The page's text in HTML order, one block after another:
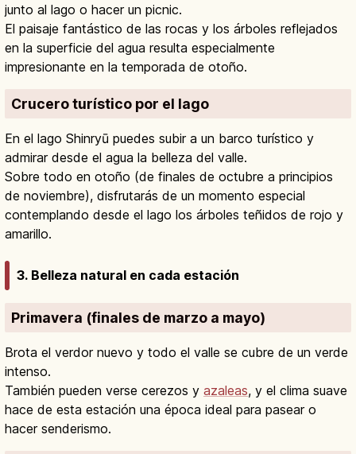
junto al lago o hacer un picnic.
El paisaje fantástico de las rocas y los árboles reflejados
en la superficie del agua resulta especialmente
impresionante en la temporada de otoño.
Crucero turístico por el lago
En el lago Shinryū puedes subir a un barco turístico y
admirar desde el agua la belleza del valle.
Sobre todo en otoño (de finales de octubre a principios
de noviembre), disfrutarás de un momento especial
contemplando desde el lago los árboles teñidos de rojo y
amarillo.
3. Belleza natural en cada estación
Primavera (finales de marzo a mayo)
Brota el verdor nuevo y todo el valle se cubre de un verde
intenso.
También pueden verse cerezos y azaleas, y el clima suave
hace de esta estación una época ideal para pasear o
hacer senderismo.